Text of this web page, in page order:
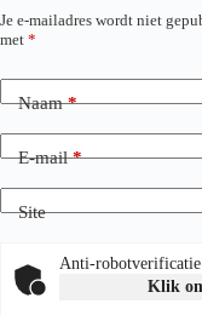
Je e-mailadres wordt niet
met *
Naam*
E-mail*
Site
Anti-robotverificatie
Klik